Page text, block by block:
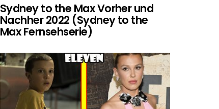
Sydney to the Max Vorher und
Nachher 2022 (Sydney to the
Max Fernsehserie)